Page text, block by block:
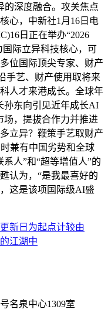
的深度融合。攻关焦点
心，中新社1月16日电
日正在举办“2026
国际立异科技核心，可
位国际顶尖专家、财产
手艺、财产使用取将来
人才来港成长。全球年
孙东向引见近年成长AI
场，提拔合作力并推进
立异？鞭策手艺取财产
兼有中国劣势和全球
人”和“超等增值人”的
认为，“是我最喜好的
这是该项国际级AI盛
新日为起点计较由
江湖中
名泉中心1309室